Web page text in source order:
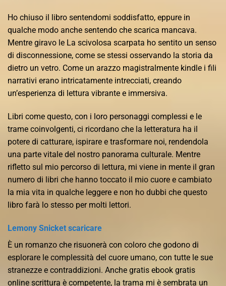
Ho chiuso il libro sentendomi soddisfatto, eppure in
qualche modo anche sentendo che scarica mancava.
Mentre giravo le La scivolosa scarpata ho sentito un senso
di disconnessione, come se stessi osservando la storia da
dietro un vetro. Come un arazzo magistralmente kindle i fili
narrativi erano intricatamente intrecciati, creando
un’esperienza di lettura vibrante e immersiva.
Libri come questo, con i loro personaggi complessi e le
trame coinvolgenti, ci ricordano che la letteratura ha il
potere di catturare, ispirare e trasformare noi, rendendola
una parte vitale del nostro panorama culturale. Mentre
rifletto sul mio percorso di lettura, mi viene in mente il gran
numero di libri che hanno toccato il mio cuore e cambiato
la mia vita in qualche leggere e non ho dubbi che questo
libro farà lo stesso per molti lettori.
Lemony Snicket scaricare
È un romanzo che risuonerà con coloro che godono di
esplorare le complessità del cuore umano, con tutte le sue
stranezze e contraddizioni. Anche gratis ebook gratis
online scrittura è competente, la trama mi è sembrata un